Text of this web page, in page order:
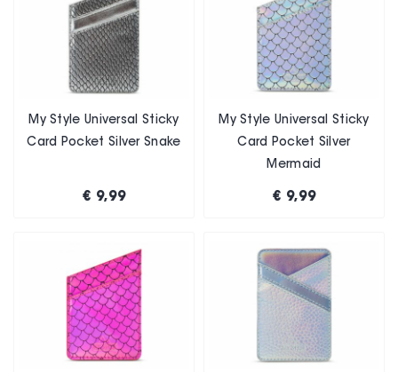
My Style Universal Sticky
Card Pocket Silver Snake
€ 9,99
My Style Universal Sticky
Card Pocket Silver
Mermaid
€ 9,99